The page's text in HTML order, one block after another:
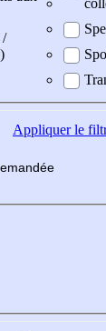
/
Appliquerle